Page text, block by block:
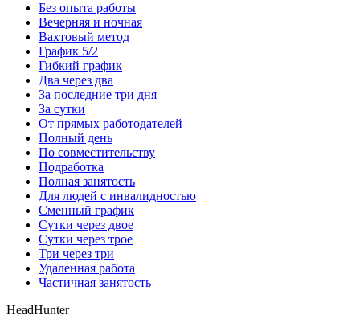
Без опыта работы
Вечерняя и ночная
Вахтовый метод
График 5/2
Гибкий график
Два через два
За последние три дня
За сутки
От прямых работодателей
Полный день
По совместительству
Подработка
Полная занятость
Для людей с инвалидностью
Сменный график
Сутки через двое
Сутки через трое
Три через три
Удаленная работа
Частичная занятость
HeadHunter